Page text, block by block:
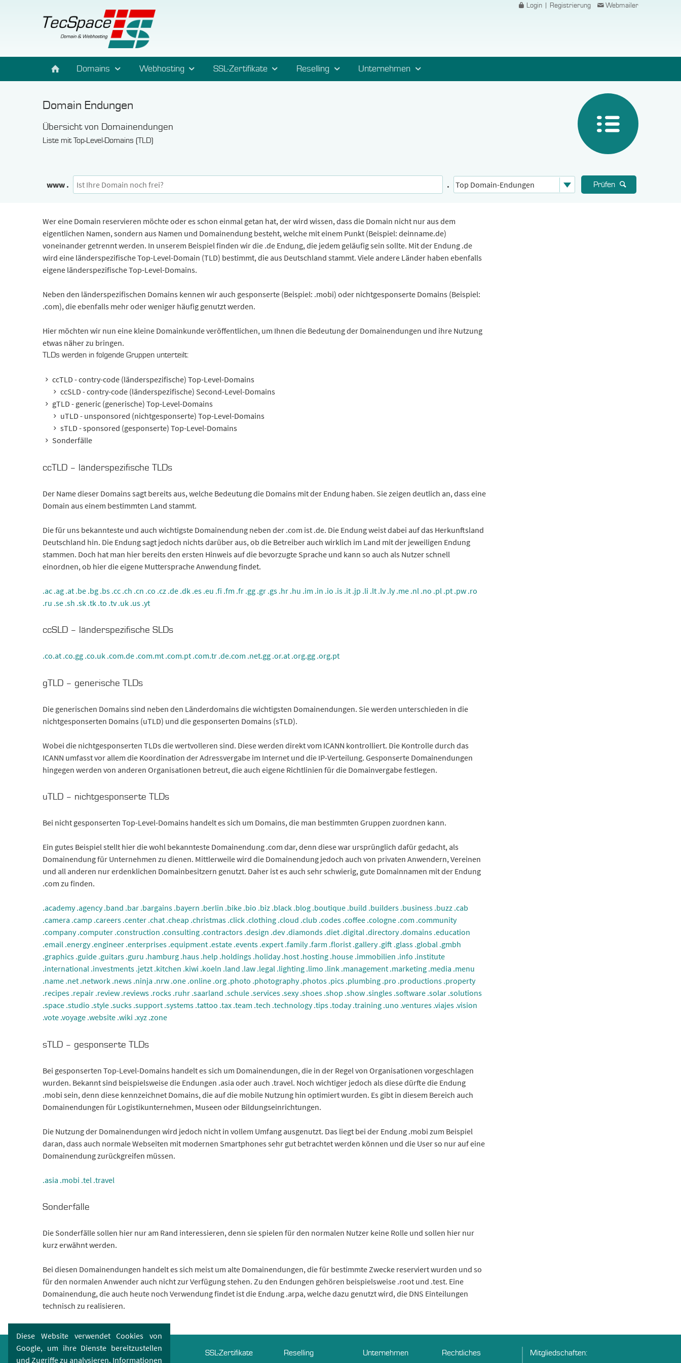
Diese Website verwendet Cookies von
Google, um ihre Dienste bereitzustellen
und Zugriffe zu analysieren. Informationen
Login | Registrierung Webmailer
Domains Webhosting SSL-Zertifikate Reselling Unternehmen
Domain Endungen
Übersicht von Domainendungen
Liste mit Top-Level-Domains (TLD)
www . . Prüfen
Wer eine Domain reservieren möchte oder es schon einmal getan hat, der wird wissen, dass die Domain nicht nur aus dem
eigentlichen Namen, sondern aus Namen und Domainendung besteht, welche mit einem Punkt (Beispiel: deinname.de)
voneinander getrennt werden. In unserem Beispiel finden wir die .de Endung, die jedem geläufig sein sollte. Mit der Endung .de
wird eine länderspezifische Top-Level-Domain (TLD) bestimmt, die aus Deutschland stammt. Viele andere Länder haben ebenfalls
eigene länderspezifische Top-Level-Domains.
Neben den länderspezifischen Domains kennen wir auch gesponserte (Beispiel: .mobi) oder nichtgesponserte Domains (Beispiel:
.com), die ebenfalls mehr oder weniger häufig genutzt werden.
Hier möchten wir nun eine kleine Domainkunde veröffentlichen, um Ihnen die Bedeutung der Domainendungen und ihre Nutzung
etwas näher zu bringen.
TLDs werden in folgende Gruppen unterteilt:
ccTLD - contry-code (länderspezifische) Top-Level-Domains
ccSLD - contry-code (länderspezifische) Second-Level-Domains
gTLD - generic (generische) Top-Level-Domains
uTLD - unsponsored (nichtgesponserte) Top-Level-Domains
sTLD - sponsored (gesponserte) Top-Level-Domains
Sonderfälle
ccTLD – länderspezifische TLDs
Der Name dieser Domains sagt bereits aus, welche Bedeutung die Domains mit der Endung haben. Sie zeigen deutlich an, dass eine
Domain aus einem bestimmten Land stammt.
Die für uns bekannteste und auch wichtigste Domainendung neben der .com ist .de. Die Endung weist dabei auf das Herkunftsland
Deutschland hin. Die Endung sagt jedoch nichts darüber aus, ob die Betreiber auch wirklich im Land mit der jeweiligen Endung
stammen. Doch hat man hier bereits den ersten Hinweis auf die bevorzugte Sprache und kann so auch als Nutzer schnell
einordnen, ob hier die eigene Muttersprache Anwendung findet.
.ac .ag .at .be .bg .bs .cc .ch .cn .co .cz .de .dk .es .eu .fi .fm .fr .gg .gr .gs .hr .hu .im .in .io .is .it .jp .li .lt .lv .ly .me .nl .no .pl .pt .pw .ro
.ru .se .sh .sk .tk .to .tv .uk .us .yt
ccSLD – länderspezifische SLDs
.co.at .co.gg .co.uk .com.de .com.mt .com.pt .com.tr .de.com .net.gg .or.at .org.gg .org.pt
gTLD – generische TLDs
Die generischen Domains sind neben den Länderdomains die wichtigsten Domainendungen. Sie werden unterschieden in die
nichtgesponserten Domains (uTLD) und die gesponserten Domains (sTLD).
Wobei die nichtgesponserten TLDs die wertvolleren sind. Diese werden direkt vom ICANN kontrolliert. Die Kontrolle durch das
ICANN umfasst vor allem die Koordination der Adressvergabe im Internet und die IP-Verteilung. Gesponserte Domainendungen
hingegen werden von anderen Organisationen betreut, die auch eigene Richtlinien für die Domainvergabe festlegen.
uTLD – nichtgesponserte TLDs
Bei nicht gesponserten Top-Level-Domains handelt es sich um Domains, die man bestimmten Gruppen zuordnen kann.
Ein gutes Beispiel stellt hier die wohl bekannteste Domainendung .com dar, denn diese war ursprünglich dafür gedacht, als
Domainendung für Unternehmen zu dienen. Mittlerweile wird die Domainendung jedoch auch von privaten Anwendern, Vereinen
und all anderen nur erdenklichen Domainbesitzern genutzt. Daher ist es auch sehr schwierig, gute Domainnamen mit der Endung
.com zu finden.
.academy .agency .band .bar .bargains .bayern .berlin .bike .bio .biz .black .blog .boutique .build .builders .business .buzz .cab
.camera .camp .careers .center .chat .cheap .christmas .click .clothing .cloud .club .codes .coffee .cologne .com .community
.company .computer .construction .consulting .contractors .design .dev .diamonds .diet .digital .directory .domains .education
.email .energy .engineer .enterprises .equipment .estate .events .expert .family .farm .florist .gallery .gift .glass .global .gmbh
.graphics .guide .guitars .guru .hamburg .haus .help .holdings .holiday .host .hosting .house .immobilien .info .institute
.international .investments .jetzt .kitchen .kiwi .koeln .land .law .legal .lighting .limo .link .management .marketing .media .menu
.name .net .network .news .ninja .nrw .one .online .org .photo .photography .photos .pics .plumbing .pro .productions .property
.recipes .repair .review .reviews .rocks .ruhr .saarland .schule .services .sexy .shoes .shop .show .singles .software .solar .solutions
.space .studio .style .sucks .support .systems .tattoo .tax .team .tech .technology .tips .today .training .uno .ventures .viajes .vision
.vote .voyage .website .wiki .xyz .zone
sTLD – gesponserte TLDs
Bei gesponserten Top-Level-Domains handelt es sich um Domainendungen, die in der Regel von Organisationen vorgeschlagen
wurden. Bekannt sind beispielsweise die Endungen .asia oder auch .travel. Noch wichtiger jedoch als diese dürfte die Endung
.mobi sein, denn diese kennzeichnet Domains, die auf die mobile Nutzung hin optimiert wurden. Es gibt in diesem Bereich auch
Domainendungen für Logistikunternehmen, Museen oder Bildungseinrichtungen.
Die Nutzung der Domainendungen wird jedoch nicht in vollem Umfang ausgenutzt. Das liegt bei der Endung .mobi zum Beispiel
daran, dass auch normale Webseiten mit modernen Smartphones sehr gut betrachtet werden können und die User so nur auf eine
Domainendung zurückgreifen müssen.
.asia .mobi .tel .travel
Sonderfälle
Die Sonderfälle sollen hier nur am Rand interessieren, denn sie spielen für den normalen Nutzer keine Rolle und sollen hier nur
kurz erwähnt werden.
Bei diesen Domainendungen handelt es sich meist um alte Domainendungen, die für bestimmte Zwecke reserviert wurden und so
für den normalen Anwender auch nicht zur Verfügung stehen. Zu den Endungen gehören beispielsweise .root und .test. Eine
Domainendung, die auch heute noch Verwendung findet ist die Endung .arpa, welche dazu genutzt wird, die DNS Einteilungen
technisch zu realisieren.
Domains Webhosting SSL-Zertifikate Reselling Unternehmen Rechtliches Mitgliedschaften: